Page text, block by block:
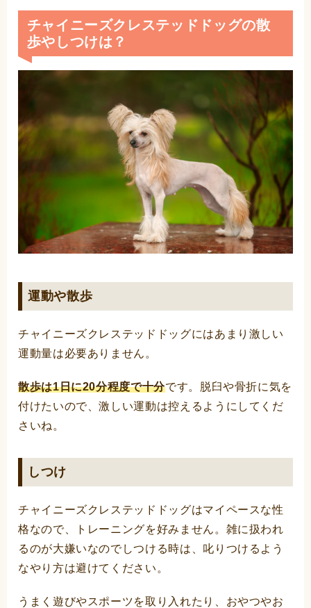
チャイニーズクレステッドドッグの散
歩やしつけは？
運動や散歩
チャイニーズクレステッドドッグにはあまり激しい
運動量は必要ありません。
散歩は1日に20分程度で十分です。脱臼や骨折に気を
付けたいので、激しい運動は控えるようにしてくだ
さいね。
しつけ
チャイニーズクレステッドドッグはマイペースな性
格なので、トレーニングを好みません。雑に扱われ
るのが大嫌いなのでしつける時は、叱りつけるよう
なやり方は避けてください。
うまく遊びやスポーツを取り入れたり、おやつやお